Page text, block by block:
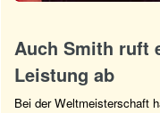
Auch Smith ruft
Leistung ab
Bei der Weltmeisterschaft